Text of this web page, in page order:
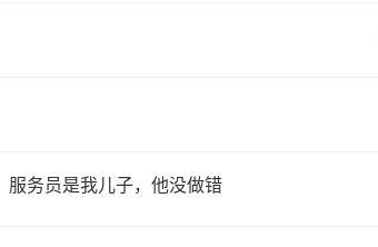
服务员是我儿子，他没做错